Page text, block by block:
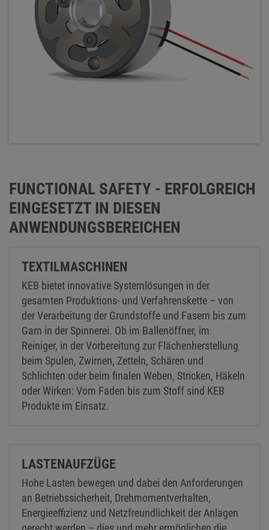
FUNCTIONAL SAFETY - ERFOLGREICH
EINGESETZT IN DIESEN
ANWENDUNGSBEREICHEN
TEXTILMASCHINEN
KEB bietet innovative Systemlösungen in der
gesamten Produktions- und Verfahrenskette – von
der Verarbeitung der Grundstoffe und Fasern bis zum
Garn in der Spinnerei. Ob im Ballenöffner, im
Reiniger, in der Vorbereitung zur Flächenherstellung
beim Spulen, Zwirnen, Zetteln, Schären und
Schlichten oder beim finalen Weben, Stricken, Häkeln
oder Wirken: Vom Faden bis zum Stoff sind KEB
Produkte im Einsatz.
LASTENAUFZÜGE
Hohe Lasten bewegen und dabei den Anforderungen
an Betriebssicherheit, Drehmomentverhalten,
Energieeffizienz und Netzfreundlichkeit der Anlagen